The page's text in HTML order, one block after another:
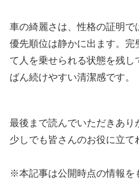
車の綺麗さは、性格の証明
優先順位は静かに出ます。完
て人を乗せられる状態を残
ばん続けやすい清潔感です。
最後まで読んでいただきあり
少しでも皆さんのお役に立て
※本記事は公開時点の情報を